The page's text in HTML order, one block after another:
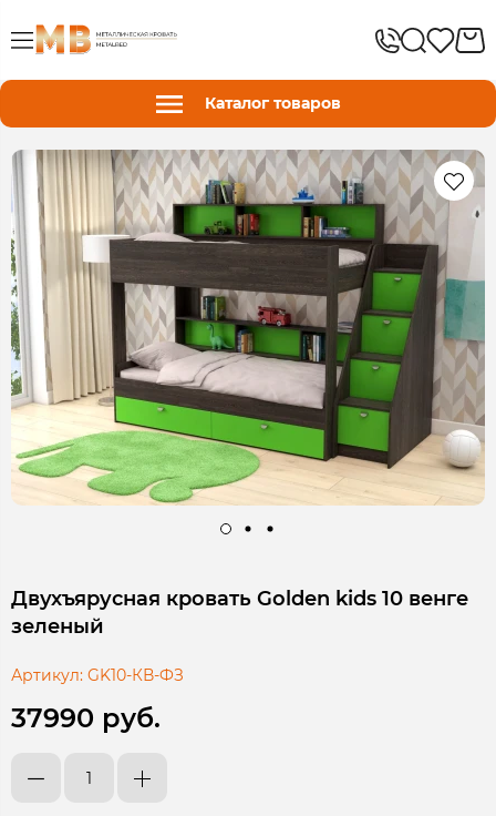
Каталог товаров
Двухъярусная кровать Golden kids 10 венге
зеленый
Артикул: GK10-КВ-ФЗ
37990 руб.